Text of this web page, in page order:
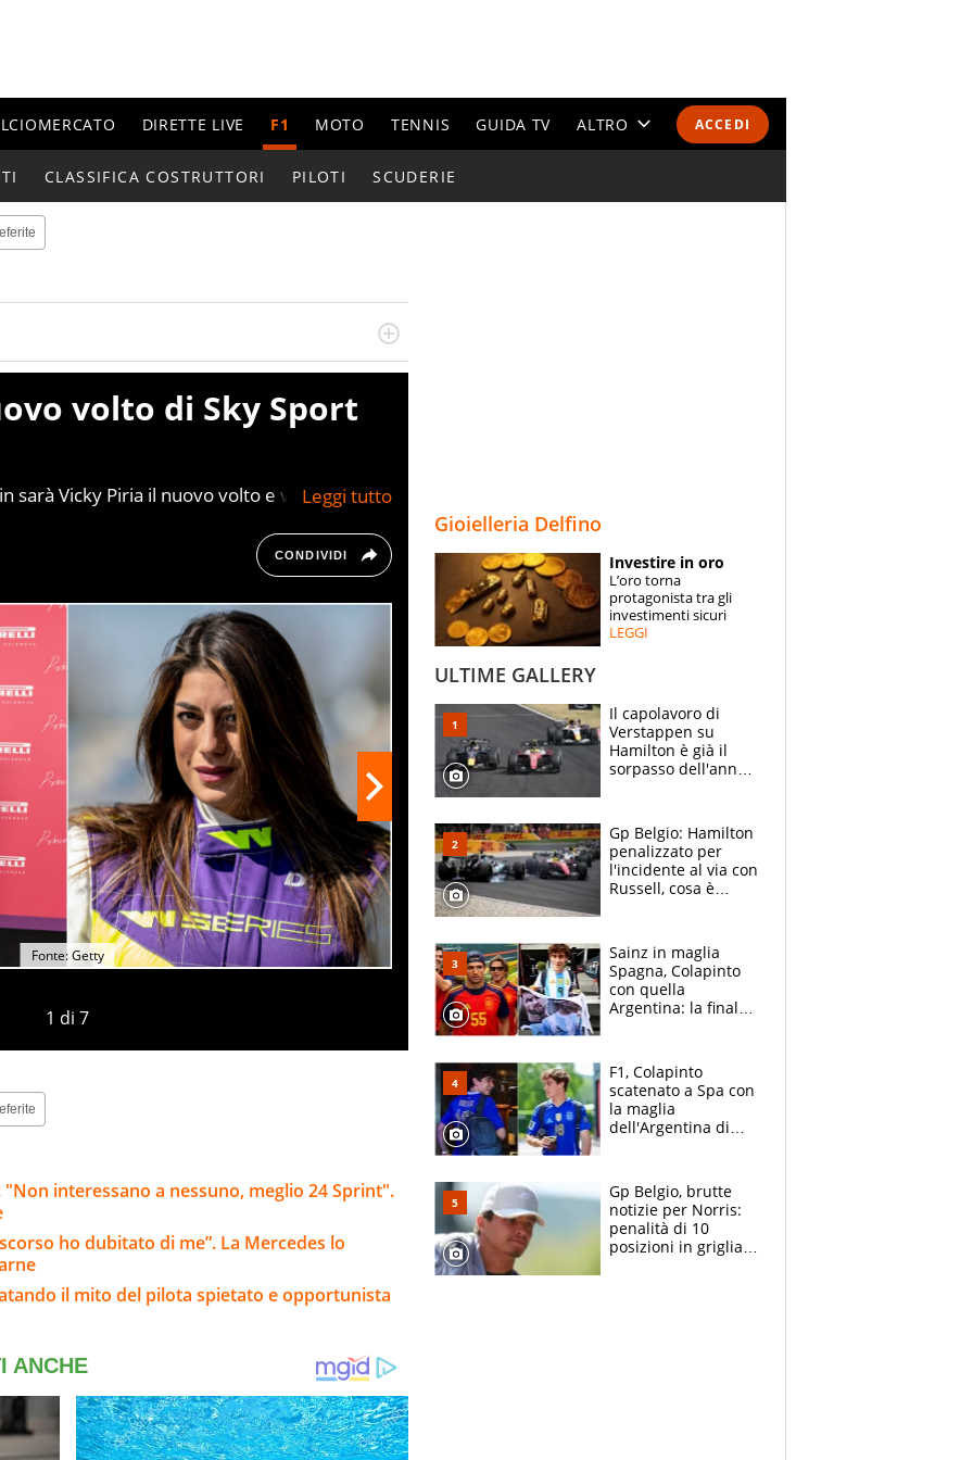
ACCEDI
DIRETTE LIVE F1 MOTO TENNIS GUIDA TV ALTRO
ESPERTI
CONTATTI
CLASSIFICA COSTRUTTORI PILOTI SCUDERIE
si accendono i motori, lui sgasa, impenna, derapa. E
volto di Sky Sport
sarà Vicky Piria il nuovo volto e voce
dell'automobilismo italiano e internazionale
CONDIVIDI
1 di 7
Fonte: Getty
interessano a nessuno, meglio 24 Sprint".
ho dubitato di me”. La Mercedes lo
il mito del pilota spietato e opportunista
Gioielleria Delfino
Investire in oro
L’oro torna
protagonista tra gli
investimenti sicuri
LEGGI
ULTIME GALLERY
Il capolavoro di
Verstappen su
Hamilton è già il
sorpasso dell'anno:
2021
Gp Belgio: Hamilton
penalizzato per
l'incidente al via con
Russell, cosa è
Sainz in maglia
Spagna, Colapinto
con quella
Argentina: la finale
vede l'ora
F1, Colapinto
scatenato a Spa con
la maglia
dell'Argentina di
le parolacce"
Gp Belgio, brutte
notizie per Norris:
penalità di 10
posizioni in griglia,